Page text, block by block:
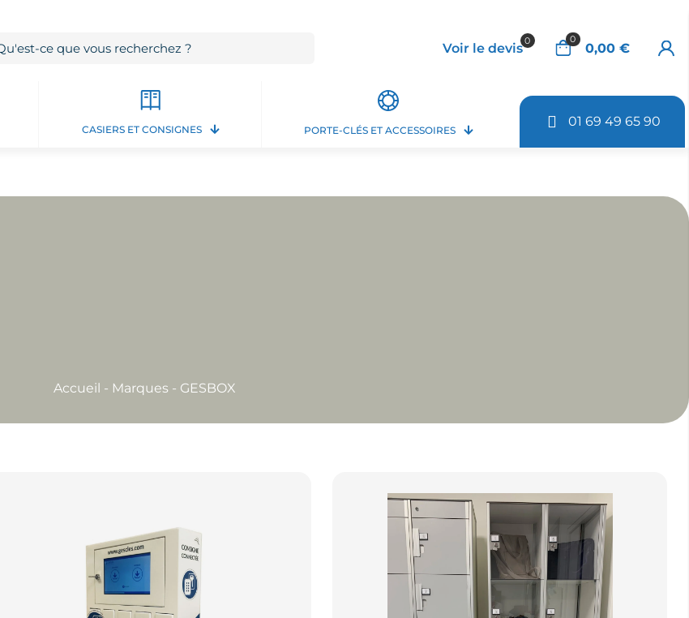
Voir le devis0 0
0,00 €
CASIERS ET CONSIGNES PORTE-CLÉS ET ACCESSOIRES
01 69 49 65 90
Accueil - Marques- GESBOX